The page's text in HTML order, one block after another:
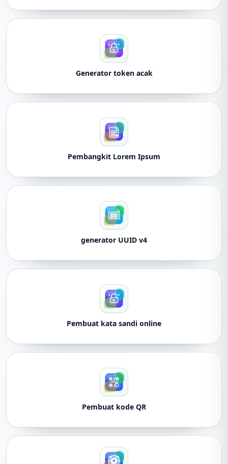
Generator token acak
Pembangkit Lorem Ipsum
generator UUID v4
Pembuat kata sandi online
Pembuat kode QR